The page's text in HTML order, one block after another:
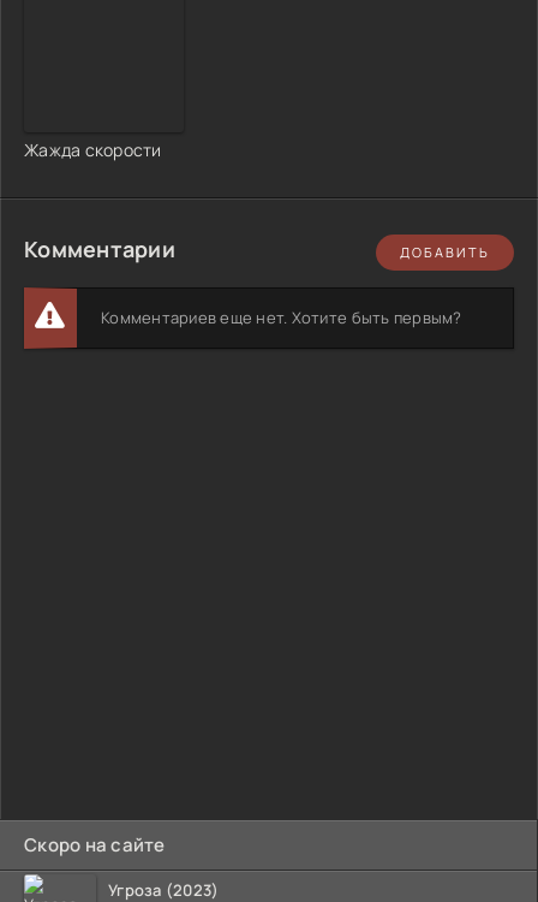
Скоро на сайте
Угроза (2023)
Жажда скорости
Комментарии ДОБАВИТЬ
Комментариев еще нет. Хотите быть первым?